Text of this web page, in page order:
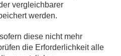
vergleichbarer
werden.
diese nicht mehr
die Erforderlichkeit alle